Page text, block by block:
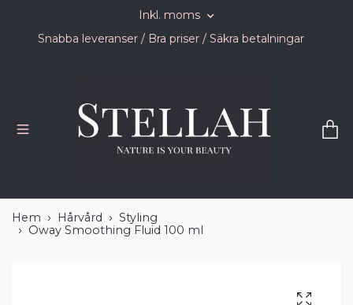
Inkl. moms
Snabba leveranser / Bra priser / Säkra betalningar
Hem Hårvård
Styling
Oway Smoothing Fluid 100 ml